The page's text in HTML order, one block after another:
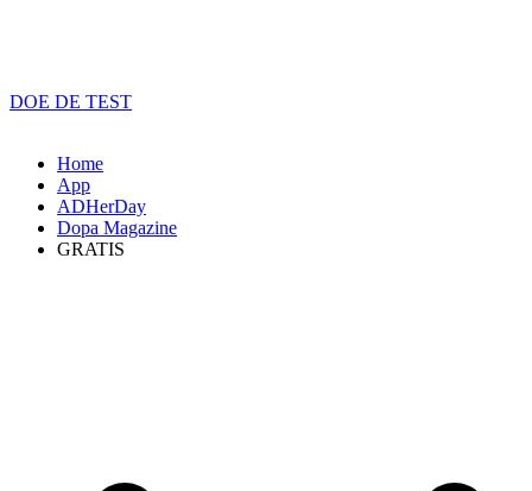
DOE DE TEST
Home
App
ADHerDay
Dopa Magazine
GRATIS